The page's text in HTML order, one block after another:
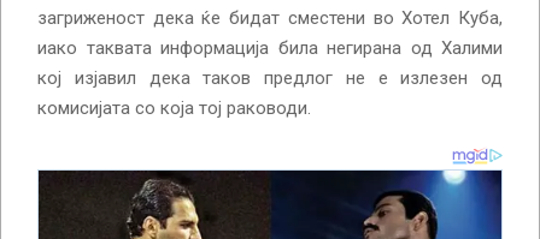
загриженост дека ќе бидат сместени во Хотел Куба,
иако таквата информација била негирана од Халими
кој изјавил дека таков предлог не е излезен од
комисијата со која тој раководи.